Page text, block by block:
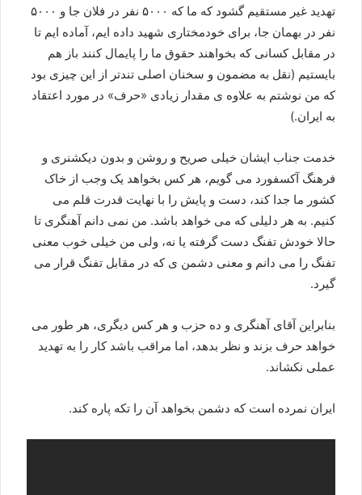
تهدید غیر مستقیم گشود که ما که ۵۰۰۰ نفر در فلان جا و ۵۰۰۰
نفر در بهمان جا، برای خودمختاری شهید داده ایم، آماده ایم تا
در مقابل کسانی که بخواهند حقوق ما را پایمال کنند باز هم
بایستیم (نقل به مضمون و سخنان اصلی تندتر از این چیزی بود
که من نوشتم به علاوه ی مقدار زیادی «حرف» در مورد اعتقاد
به ایران.)
خدمت جناب ایشان خیلی صریح و روشن و بدون دیکشنری و
فرهنگ آکسفورد می گویم، هر کس بخواهد یک وجب از خاک
کشور ما جدا کند، دست و پایش را با نهایت قدرت قلم می
کنیم. به هر دلیلی که می خواهد باشد. من نمی دانم آهنگری تا
حالا خودش تفنگ دست گرفته یا نه، ولی من خیلی خوب معنی
تفنگ را می دانم و معنی دشمن ی که در مقابل تفنگ قرار می
گیرد.
بنابراین آقای آهنگری و ده حزب و هر کس دیگری، هر طور می
خواهد حرف بزند و نظر بدهد، اما مراقب باشد کار را به تهدید
عملی نکشاند.
ایران نمرده است که دشمن بخواهد آن را تکه پاره کند.